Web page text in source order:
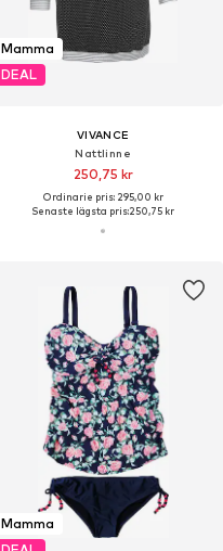
Mamma
DEAL
VIVANCE
Nattlinne
250,75 kr
Ordinarie pris: 295,00 kr
Senaste lägsta pris:250,75 kr
Mamma